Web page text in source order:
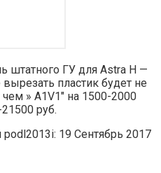
штатного ГУ для Astra H —
пластик будет не
» A1V1″ на 1500-2000
руб.
19 Сентябрь 2017